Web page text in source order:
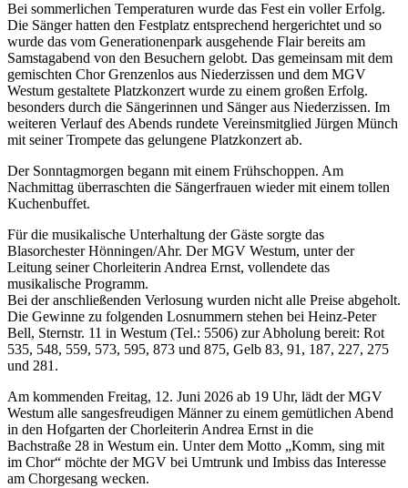
Bei sommerlichen Temperaturen wurde das Fest ein voller Erfolg.
Die Sänger hatten den Festplatz entsprechend hergerichtet und so
wurde das vom Generationenpark ausgehende Flair bereits am
Samstagabend von den Besuchern gelobt. Das gemeinsam mit dem
gemischten Chor Grenzenlos aus Niederzissen und dem MGV
Westum gestaltete Platzkonzert wurde zu einem großen Erfolg.
besonders durch die Sängerinnen und Sänger aus Niederzissen. Im
weiteren Verlauf des Abends rundete Vereinsmitglied Jürgen Münch
mit seiner Trompete das gelungene Platzkonzert ab.
Der Sonntagmorgen begann mit einem Frühschoppen. Am
Nachmittag überraschten die Sängerfrauen wieder mit einem tollen
Kuchenbuffet.
Für die musikalische Unterhaltung der Gäste sorgte das
Blasorchester Hönningen/Ahr. Der MGV Westum, unter der
Leitung seiner Chorleiterin Andrea Ernst, vollendete das
musikalische Programm.
Bei der anschließenden Verlosung wurden nicht alle Preise abgeholt.
Die Gewinne zu folgenden Losnummern stehen bei Heinz-Peter
Bell, Sternstr. 11 in Westum (Tel.: 5506) zur Abholung bereit: Rot
535, 548, 559, 573, 595, 873 und 875, Gelb 83, 91, 187, 227, 275
und 281.
Am kommenden Freitag, 12. Juni 2026 ab 19 Uhr, lädt der MGV
Westum alle sangesfreudigen Männer zu einem gemütlichen Abend
in den Hofgarten der Chorleiterin Andrea Ernst in die
Bachstraße 28 in Westum ein. Unter dem Motto „Komm, sing mit
im Chor“ möchte der MGV bei Umtrunk und Imbiss das Interesse
am Chorgesang wecken.